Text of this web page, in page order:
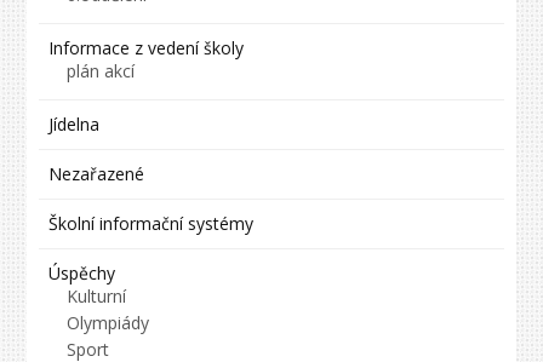
Informace z vedení školy
plán akcí
Jídelna
Nezařazené
Školní informační systémy
Úspěchy
Kulturní
Olympiády
Sport